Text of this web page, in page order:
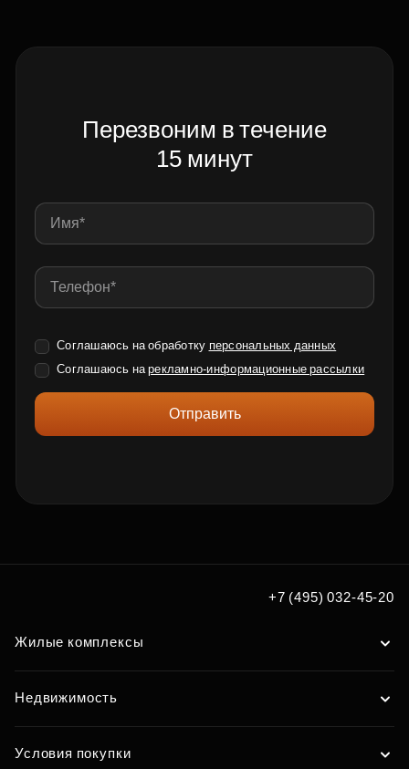
Перезвоним в течение
15 минут
Соглашаюсь на обработку персональных данных
Соглашаюсь нарекламно-информационные рассылки
Отправить
+7 (495) 032-45-20
Жилые комплексы
Недвижимость
Условия покупки